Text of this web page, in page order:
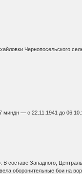
Чернопосельского
— с 22.11.1941 до
составе Западного,
оборонительные бои на